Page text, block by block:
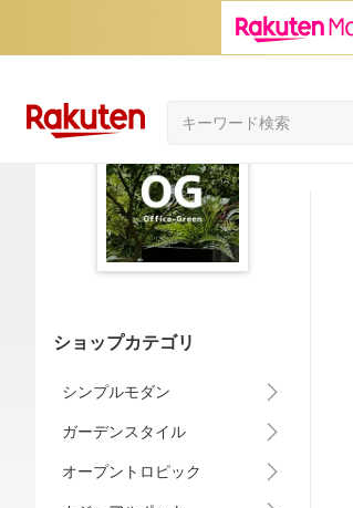
ショップカテゴリ
シンプルモダン
ガーデンスタイル
オープントロピック